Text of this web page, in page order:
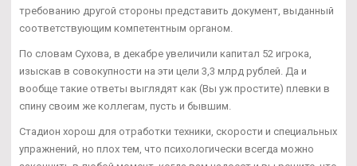
требованию другой стороны представить документ, выданный
соответствующим компетентным органом.
По словам Сухова, в декабре увеличили капитал 52 игрока,
изыскав в совокупности на эти цели 3,3 млрд рублей. Да и
вообще такие ответы выглядят как (Вы уж простите) плевки в
спину своим же коллегам, пусть и бывшим.
Стадион хорош для отработки техники, скорости и специальных
упражнений, но плох тем, что психологически всегда можно